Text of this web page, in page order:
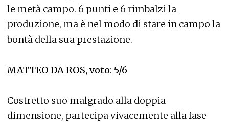
le metà campo. 6 punti e 6 rimbalzi la
produzione, ma è nel modo di stare in campo la
bontà della sua prestazione.
MATTEO DA ROS, voto: 5/6
Costretto suo malgrado alla doppia
dimensione, partecipa vivacemente alla fase